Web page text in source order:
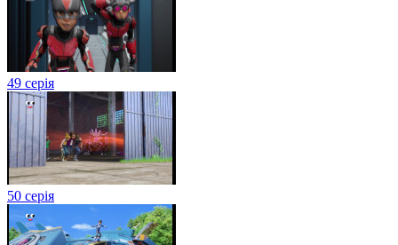
49 серія
50 серія